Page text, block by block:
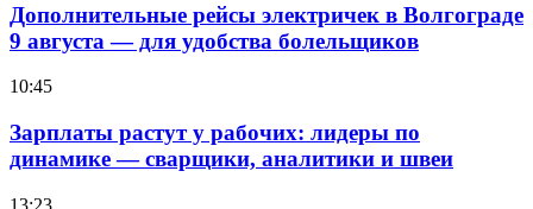
Дополнительные рейсы электричек в Волгограде
9 августа — для удобства болельщиков
10:45
Зарплаты растут у рабочих: лидеры по
динамике — сварщики, аналитики и швеи
13:23